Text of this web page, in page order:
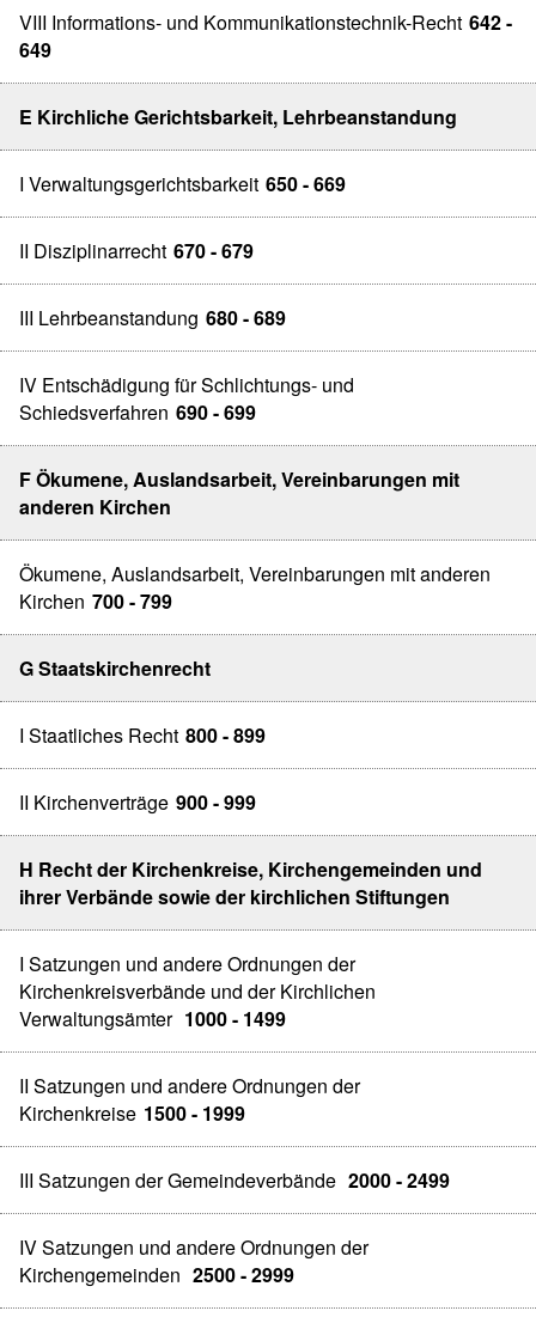
VIII Informations- und Kommunikationstechnik-Recht 642 -
649
E Kirchliche Gerichtsbarkeit, Lehrbeanstandung
I Verwaltungsgerichtsbarkeit 650 - 669
II Disziplinarrecht 670 - 679
III Lehrbeanstandung 680 - 689
IV Entschädigung für Schlichtungs- und
Schiedsverfahren 690 - 699
F Ökumene, Auslandsarbeit, Vereinbarungen mit
anderen Kirchen
Ökumene, Auslandsarbeit, Vereinbarungen mit anderen
Kirchen 700 - 799
G Staatskirchenrecht
I Staatliches Recht 800 - 899
II Kirchenverträge 900 - 999
H Recht der Kirchenkreise, Kirchengemeinden und
ihrer Verbände sowie der kirchlichen Stiftungen
I Satzungen und andere Ordnungen der
Kirchenkreisverbände und der Kirchlichen
Verwaltungsämter 1000 - 1499
II Satzungen und andere Ordnungen der
Kirchenkreise 1500 - 1999
III Satzungen der Gemeindeverbände 2000 - 2499
IV Satzungen und andere Ordnungen der
Kirchengemeinden 2500 - 2999